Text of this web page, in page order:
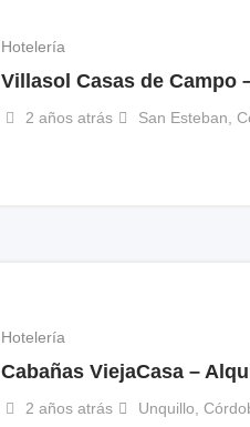
Hotelería
Villasol Casas de Campo
2 años atrás San Esteban
Hotelería
Cabañas ViejaCasa –
2 años atrás Unquillo